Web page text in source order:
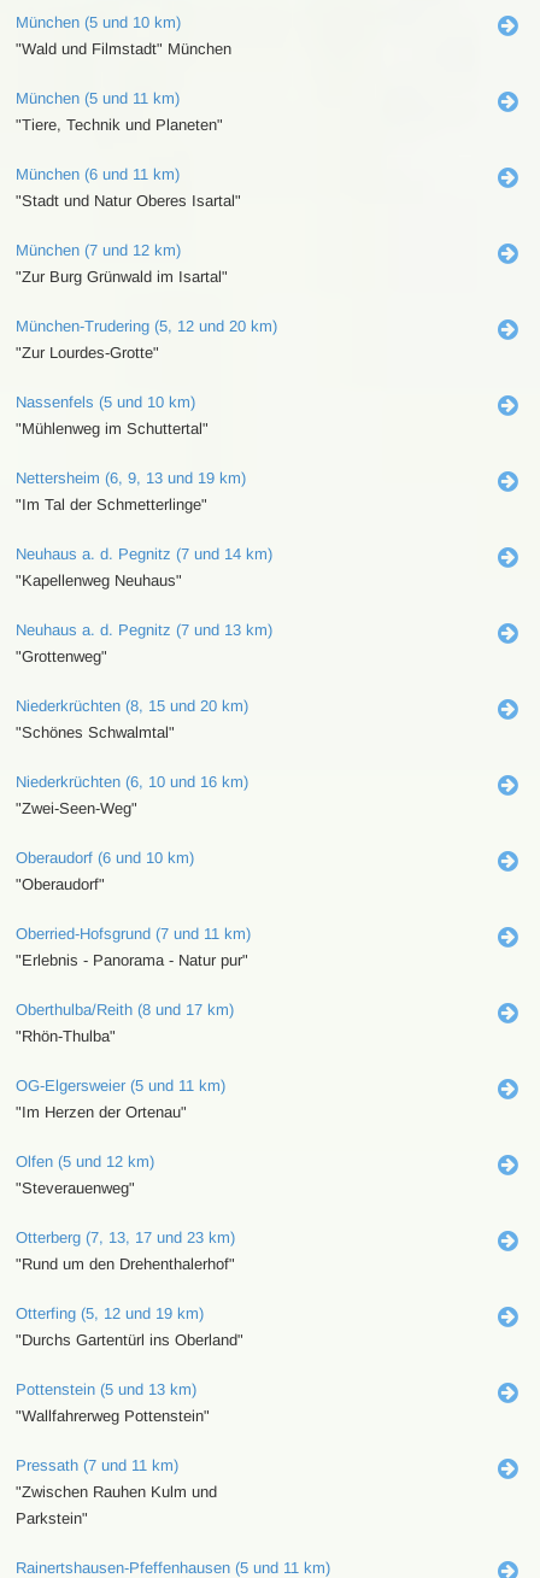
München (5 und 10 km)
"Wald und Filmstadt" München
München (5 und 11 km)
"Tiere, Technik und Planeten"
München (6 und 11 km)
"Stadt und Natur Oberes Isartal"
München (7 und 12 km)
"Zur Burg Grünwald im Isartal"
München-Trudering (5, 12 und 20 km)
"Zur Lourdes-Grotte"
Nassenfels (5 und 10 km)
"Mühlenweg im Schuttertal"
Nettersheim (6, 9, 13 und 19 km)
"Im Tal der Schmetterlinge"
Neuhaus a. d. Pegnitz (7 und 14 km)
"Kapellenweg Neuhaus"
Neuhaus a. d. Pegnitz (7 und 13 km)
"Grottenweg"
Niederkrüchten (8, 15 und 20 km)
"Schönes Schwalmtal"
Niederkrüchten (6, 10 und 16 km)
"Zwei-Seen-Weg"
Oberaudorf (6 und 10 km)
"Oberaudorf"
Oberried-Hofsgrund (7 und 11 km)
"Erlebnis - Panorama - Natur pur"
Oberthulba/Reith (8 und 17 km)
"Rhön-Thulba"
OG-Elgersweier (5 und 11 km)
"Im Herzen der Ortenau"
Olfen (5 und 12 km)
"Steverauenweg"
Otterberg (7, 13, 17 und 23 km)
"Rund um den Drehenthalerhof"
Otterfing (5, 12 und 19 km)
"Durchs Gartentürl ins Oberland"
Pottenstein (5 und 13 km)
"Wallfahrerweg Pottenstein"
Pressath (7 und 11 km)
"Zwischen Rauhen Kulm und
Parkstein"
Rainertshausen-Pfeffenhausen (5 und 11 km)